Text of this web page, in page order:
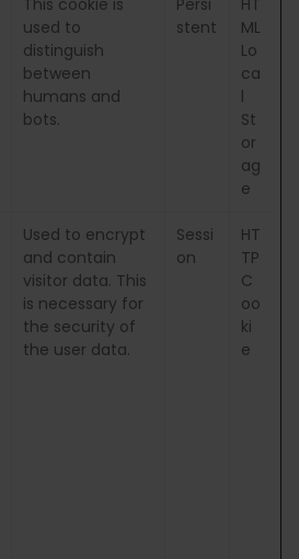
used to
distinguish
between
humans and
bots.
stent
ML
Lo
ca
l
St
or
ag
e
Used to encrypt
and contain
visitor data. This
is necessary for
the security of
the user data.
Sessi
on
HT
TP
C
oo
ki
e